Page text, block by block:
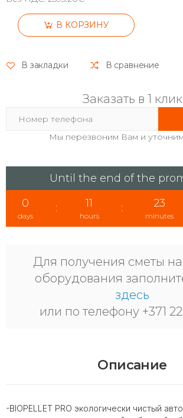
В КОРЗИНУ
В закладки В сравнение
Заказать в 1 клик
Мы перезвоним Вам и
Until the end of the
0
days
: 11
hours
: 23
minutes
Для получения сметы
оборудования
здесь
или по телефону +371
Описание
-BIOPELLET PRO экологически чистый